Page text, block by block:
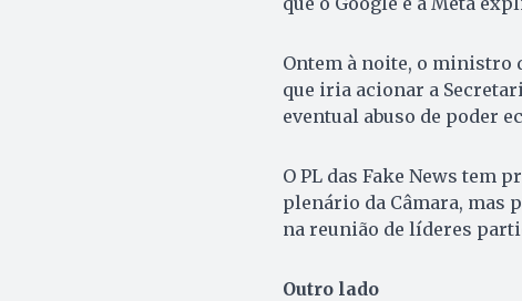
Ontem à noite, o ministro
que iria acionar a
eventual abuso de poder
O PL das Fake News tem
plenário da Câmara, mas
na reunião de líderes
Outro lado